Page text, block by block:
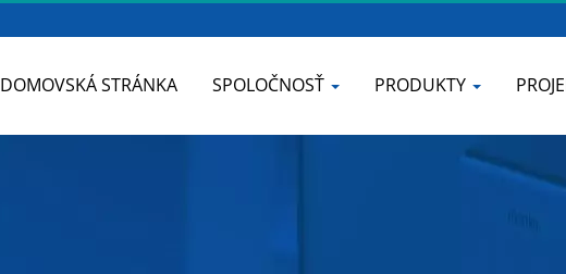
DOMOVSKÁ STRÁNKA SPOLOČNOSŤ PRODUKTY